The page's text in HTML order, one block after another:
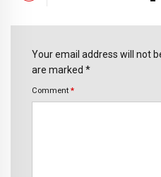
Your email address will not
are marked *
Comment *